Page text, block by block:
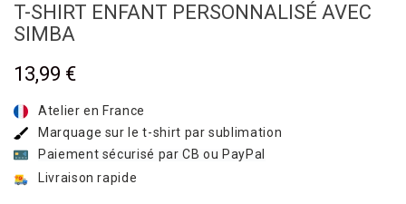
T-SHIRT ENFANT PERSONNALISÉ AVEC
SIMBA
13,99 €
Atelier en France
Marquage sur le t-shirt par sublimation
Paiement sécurisé par CB ou PayPal
Livraison rapide